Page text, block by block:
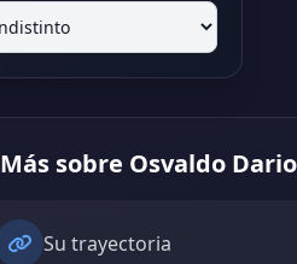
Más sobre Osvaldo Dario
Su trayectoria